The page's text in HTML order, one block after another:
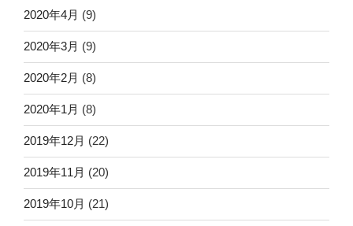
2020年4月 (9)
2020年3月 (9)
2020年2月 (8)
2020年1月 (8)
2019年12月 (22)
2019年11月 (20)
2019年10月 (21)